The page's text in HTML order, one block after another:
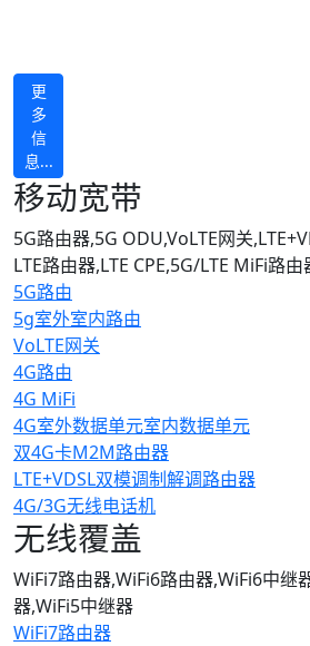
更
多
信
息...
移动宽带
5G路由器,5G ODU,VoLTE网关
LTE路由器,LTE CPE,5G/LTE MiFi路
5G路由
5g室外室内路由
VoLTE网关
4G路由
4G MiFi
4G室外数据单元室内数据单元
双4G卡M2M路由器
LTE+VDSL双模调制解调路由器
4G/3G无线电话机
无线覆盖
WiFi7路由器,WiFi6路由器,WiFi6中继
器,WiFi5中继器
WiFi7路由器